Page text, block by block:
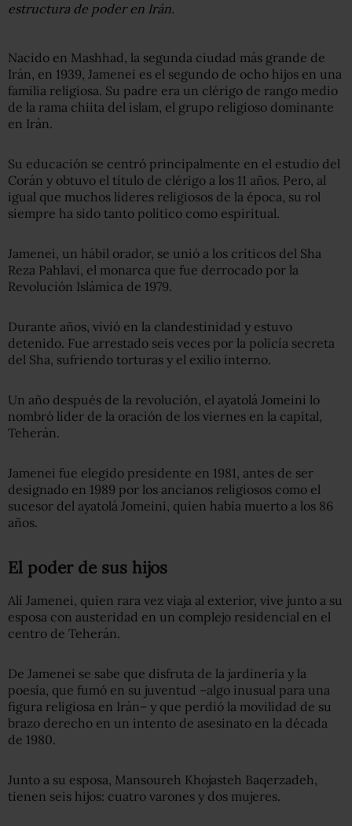
estructura de poder en Irán.
Nacido en Mashhad, la segunda ciudad más grande de
Irán, en 1939, Jamenei es el segundo de ocho hijos en una
familia religiosa. Su padre era un clérigo de rango medio
de la rama chiita del islam, el grupo religioso dominante
en Irán.
Su educación se centró principalmente en el estudio del
Corán y obtuvo el título de clérigo a los 11 años. Pero, al
igual que muchos líderes religiosos de la época, su rol
siempre ha sido tanto político como espiritual.
Jamenei, un hábil orador, se unió a los críticos del Sha
Reza Pahlavi, el monarca que fue derrocado por la
Revolución Islámica de 1979.
Durante años, vivió en la clandestinidad y estuvo
detenido. Fue arrestado seis veces por la policía secreta
del Sha, sufriendo torturas y el exilio interno.
Un año después de la revolución, el ayatolá Jomeini lo
nombró líder de la oración de los viernes en la capital,
Teherán.
Jamenei fue elegido presidente en 1981, antes de ser
designado en 1989 por los ancianos religiosos como el
sucesor del ayatolá Jomeini, quien había muerto a los 86
años.
El poder de sus hijos
Alí Jamenei, quien rara vez viaja al exterior, vive junto a su
esposa con austeridad en un complejo residencial en el
centro de Teherán.
De Jamenei se sabe que disfruta de la jardinería y la
poesía, que fumó en su juventud –algo inusual para una
figura religiosa en Irán– y que perdió la movilidad de su
brazo derecho en un intento de asesinato en la década
de 1980.
Junto a su esposa, Mansoureh Khojasteh Baqerzadeh,
tienen seis hijos: cuatro varones y dos mujeres.